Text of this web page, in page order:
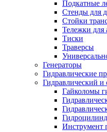
Подкатные
Стенды для
Стойки
Тележки для
Тиски
Траверсы
Генераторы
Гидравлические
Гидравлический и
Гайколомы
Инструмент